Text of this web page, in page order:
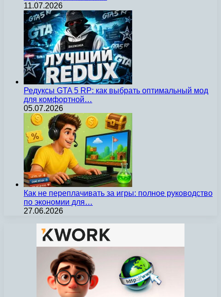
11.07.2026
Редуксы GTA 5 RP: как выбрать оптимальный мод
для комфортной…
05.07.2026
Как не переплачивать за игры: полное руководство
по экономии для…
27.06.2026